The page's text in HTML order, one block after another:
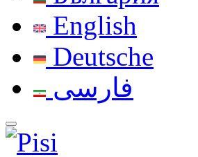
English
Deutsche
فارسی